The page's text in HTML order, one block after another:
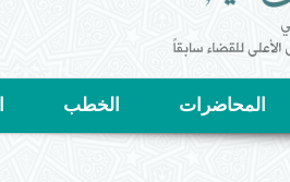
المحاضرات الخطب